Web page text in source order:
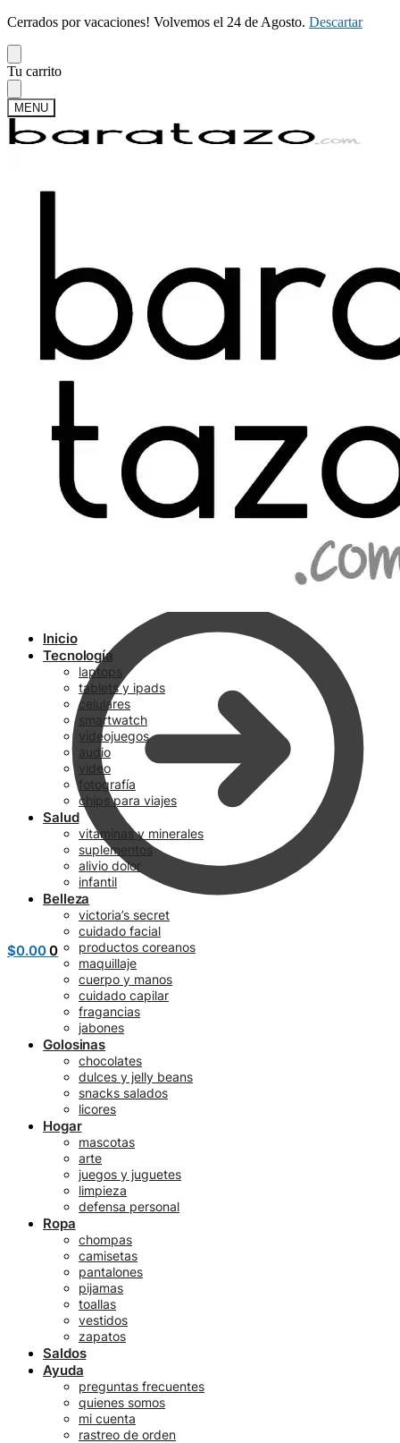
Cerrados por vacaciones! Volvemos el 24 de Agosto. Descartar
Skip
to
navigation
Skip
to
content
Tu carrito
MENU
Mi cuenta
$0.00 0
Inicio
Tecnología
laptops
tablets y ipads
celulares
smartwatch
videojuegos
audio
video
fotografía
chips para viajes
Salud
vitaminas y minerales
suplementos
alivio dolor
infantil
Belleza
victoria’s secret
cuidado facial
productos coreanos
maquillaje
cuerpo y manos
cuidado capilar
fragancias
jabones
Golosinas
chocolates
dulces y jelly beans
snacks salados
licores
Hogar
mascotas
arte
juegos y juguetes
limpieza
defensa personal
Ropa
chompas
camisetas
pantalones
pijamas
toallas
vestidos
zapatos
Saldos
Ayuda
preguntas frecuentes
quienes somos
mi cuenta
rastreo de orden